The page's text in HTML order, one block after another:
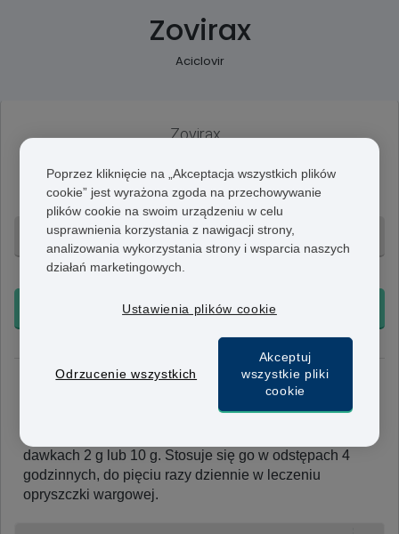
Zovirax
Aciclovir
Zovirax
Ta wyższa dawka zawiera 400 mg acyklowiru na 5 ml
płynu. Jest on stosowany w leczeniu półpaśca.
1 opak. - 633 zł
+ Bezpłatna dostawa 24h
KUP TERAZ
Maść 5%
dawkach 2 g lub 10 g. Stosuje się go w odstępach 4
godzinnych, do pięciu razy dziennie w leczeniu
opryszczki wargowej.
Poprzez kliknięcie na „Akceptacja wszystkich plików
cookie” jest wyrażona zgoda na przechowywanie
plików cookie na swoim urządzeniu w celu
usprawnienia korzystania z nawigacji strony,
analizowania wykorzystania strony i wsparcia naszych
działań marketingowych.
Ustawienia plików cookie
Odrzucenie wszystkich
Akceptuj
wszystkie pliki
cookie